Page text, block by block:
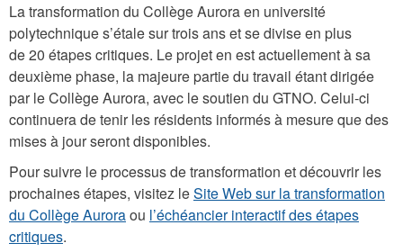
La transformation du Collège Aurora en université
polytechnique s’étale sur trois ans et se divise en plus
de 20 étapes critiques. Le projet en est actuellement à sa
deuxième phase, la majeure partie du travail étant dirigée
par le Collège Aurora, avec le soutien du GTNO. Celui-ci
continuera de tenir les résidents informés à mesure que des
mises à jour seront disponibles.
Pour suivre le processus de transformation et découvrir les
prochaines étapes, visitez leSite Web sur la transformation
du Collège Auroraou l’échéancier interactif des étapes
critiques.